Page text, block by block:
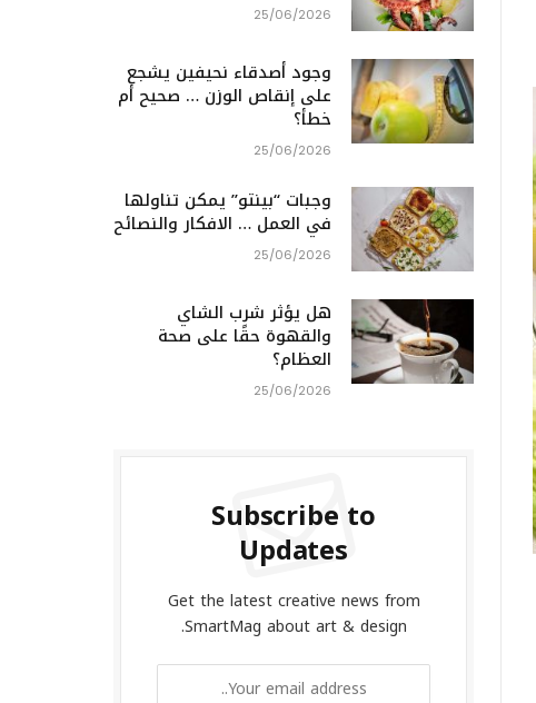
25/06/2026
وجود أصدقاء نحيفين يشجع
على إنقاص الوزن … صحيح أم
خطأ؟
25/06/2026
وجبات “بينتو” يمكن تناولها
في العمل … الافكار والنصائح
25/06/2026
هل يؤثر شرب الشاي
والقهوة حقًا على صحة
العظام؟
25/06/2026
Subscribe to
Updates
Get the latest creative news from
SmartMag about art & design.